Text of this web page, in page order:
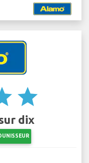
star
dix